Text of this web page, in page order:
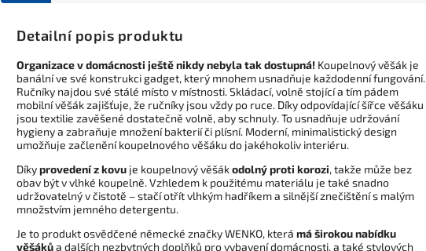
Detailní popis produktu
Organizace v domácnosti ještě nikdy nebyla tak dostupná! Koupelnový věšák je
banální ve své konstrukci gadget, který mnohem usnadňuje každodenní fungování.
Ručníky najdou své stálé místo v místnosti. Skládací, volně stojící a tím pádem
mobilní věšák zajišťuje, že ručníky jsou vždy po ruce. Díky odpovídající šířce věšáku
jsou textilie zavěšené dostatečně volně, aby schnuly. To usnadňuje udržování
hygieny a zabraňuje množení bakterií či plísní. Moderní, minimalistický design
umožňuje začlenění koupelnového věšáku do jakéhokoliv interiéru.
Díkyprovedení z kovu je koupelnový věšákodolný proti korozi, takže může bez
obav být v vlhké koupelně. Vzhledem k použitému materiálu je také snadno
udržovatelný v čistotě – stačí otřít vlhkým hadříkem a silnější znečištění s malým
množstvím jemného detergentu.
Je to produkt osvědčené německé značky WENKO, která má širokou nabídku
věšákůa dalších nezbytných doplňků pro vybavení domácnosti, a také stylových